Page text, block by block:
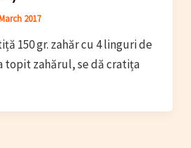
2017
150 gr. zahăr cu 4 linguri de
topit zahărul, se dă cratița